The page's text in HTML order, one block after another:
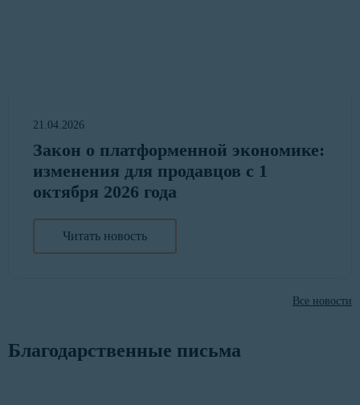
21.04.2026
Закон о платформенной экономике:
изменения для продавцов с 1
октября 2026 года
Читать новость
Все новости
Благодарственные письма